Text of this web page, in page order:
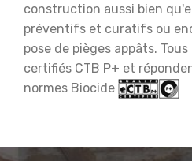
construction aussi bien
préventifs et curatifs ou
pose de pièges appâts.
certifiés CTB P+ et
normes Biocide